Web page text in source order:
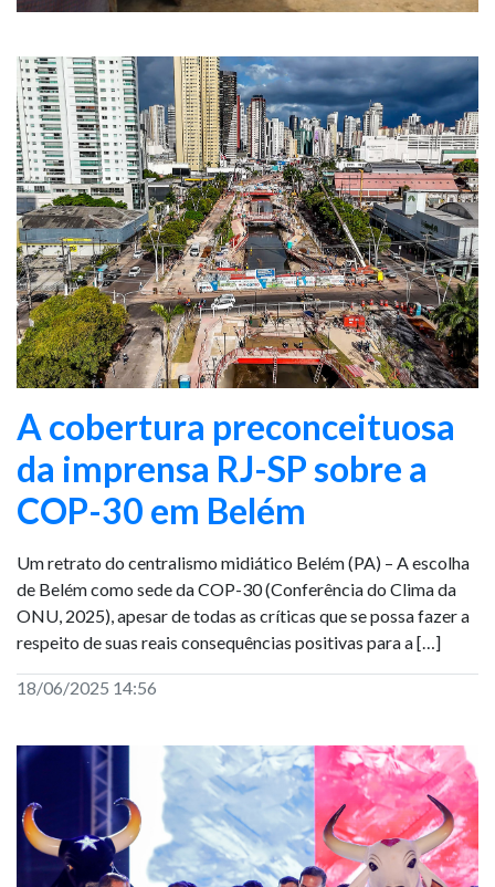
A cobertura preconceituosa
da imprensa RJ-SP sobre a
COP-30 em Belém
Um retrato do centralismo midiático Belém (PA) – A escolha
de Belém como sede da COP-30 (Conferência do Clima da
ONU, 2025), apesar de todas as críticas que se possa fazer a
respeito de suas reais consequências positivas para a […]
18/06/2025 14:56